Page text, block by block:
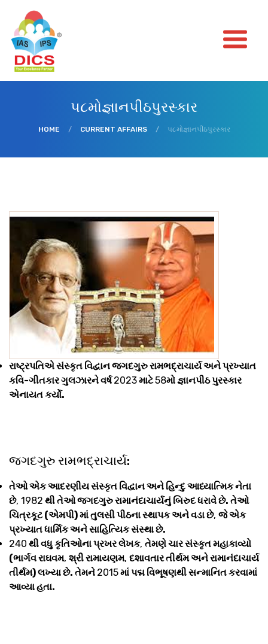
૫૮મોજ્ઞાનપીઠપુરસ્કાર
HOME / CURRENT AFFAIRS / ૫૮મોજ્ઞાનપીઠપુરસ્કાર
રાષ્ટ્રપતિએ સંસ્કૃત વિદ્વાન જગદગુરુ રામભદ્રાચાર્ય અને પ્રખ્યાત
કવિ-ગીતકાર ગુલઝારને વર્ષ2023માટે58મો જ્ઞાનપીઠ પુરસ્કાર
એનાયત કર્યો.
જગદગુરુ રામભદ્રાચાર્ય:
તેઓ એક આદરણીય સંસ્કૃત વિદ્વાન અને હિન્દુ આધ્યાત્મિક નેતા
છે, 1982 થી તેઓ જગદગુરુ રામાનંદાચાર્યનું બિરુદ ધરાવે છે. તેઓ
ચિત્રકૂટ (એમપી) માં તુલસી પીઠના સ્થાપક અને વડા છે, જે એક
પ્રખ્યાત ધાર્મિક અને સાહિત્યિક સંસ્થા છે.
240 થી વધુ કૃતિઓના પ્રખર લેખક, તેમણે ચાર સંસ્કૃત મહાકાવ્યો
(ભાર્ગવ રાઘવમ, શ્રી રામાયણમ, દશાવતાર તીર્થમ અને રામાનંદાચાર્ય
તીર્થમ) લખ્યા છે. તેમને 2015માં પદ્મ વિભૂષણથી સન્માનિત કરવામાં
આવ્યા હતા.